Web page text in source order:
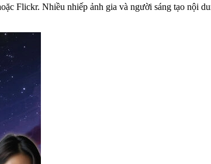
Flickr. Nhiều nhiếp ảnh gia và người sáng tạo nội